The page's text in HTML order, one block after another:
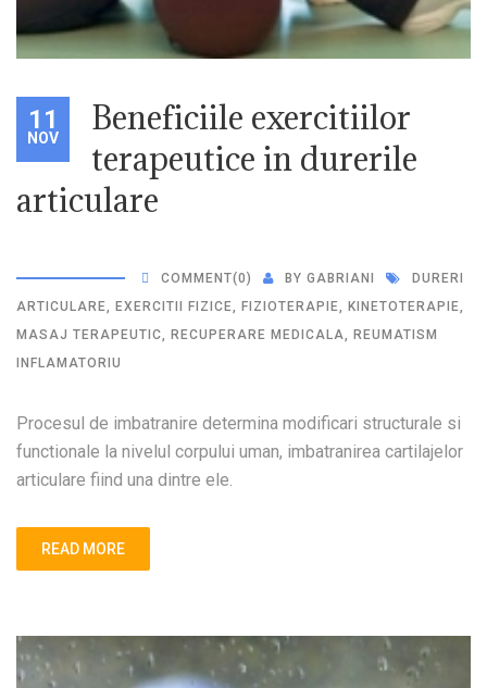
11
NOV
Beneficiile exercitiilor
terapeutice in durerile
articulare
COMMENT(0) BY GABRIANI
DURERI
ARTICULARE, EXERCITII FIZICE, FIZIOTERAPIE, KINETOTERAPIE,
MASAJ TERAPEUTIC, RECUPERARE MEDICALA, REUMATISM
INFLAMATORIU
Procesul de imbatranire determina modificari structurale si
functionale la nivelul corpului uman, imbatranirea cartilajelor
articulare fiind una dintre ele.
READ MORE